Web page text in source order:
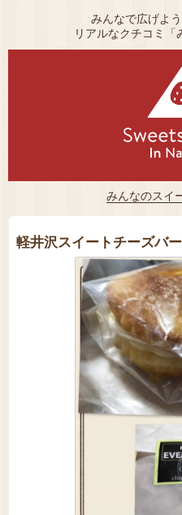
みんなで広げよ
リアルなクチコミ「
みんなのスイ
軽井沢スイートチーズバ